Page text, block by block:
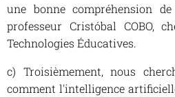
une bonne compréhension
professeur Cristóbal COBO,
Technologies Éducatives.
c) Troisièmement, nous
comment l'intelligence